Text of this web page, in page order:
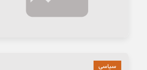
سیاسی